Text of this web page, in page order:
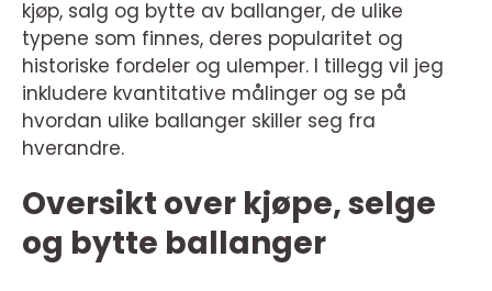
kjøp, salg og bytte av ballanger, de ulike
typene som finnes, deres popularitet og
historiske fordeler og ulemper. I tillegg vil jeg
inkludere kvantitative målinger og se på
hvordan ulike ballanger skiller seg fra
hverandre.
Oversikt over kjøpe, selge
og bytte ballanger